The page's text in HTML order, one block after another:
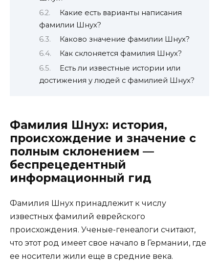
Какие есть варианты написания
фамилии Шнух?
Каково значение фамилии Шнух?
Как склоняется фамилия Шнух?
Есть ли известные истории или
достижения у людей с фамилией Шнух?
Фамилия Шнух: история,
происхождение и значение с
полным склонением —
беспрецедентный
информационный гид
Фамилия Шнух принадлежит к числу
известных фамилий еврейского
происхождения. Ученые-генеалоги считают,
что этот род имеет свое начало в Германии, где
ее носители жили еще в средние века.